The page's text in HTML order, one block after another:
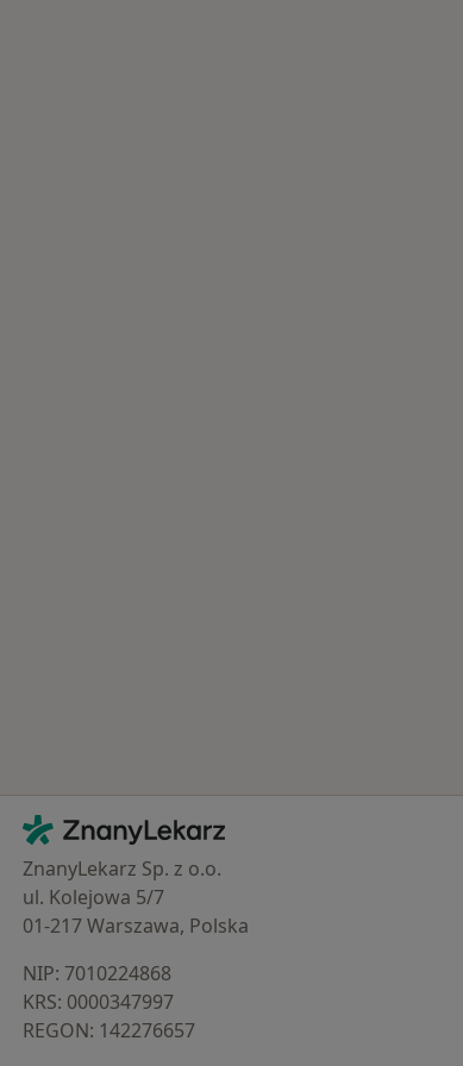
Kontakt
ZnanyLekarz - Strona główna
ZnanyLekarz Sp. z o.o.
ul. Kolejowa 5/7
01-217 Warszawa, Polska
NIP: ⁠7010224868
KRS: ⁠0000347997
REGON: ⁠142276657